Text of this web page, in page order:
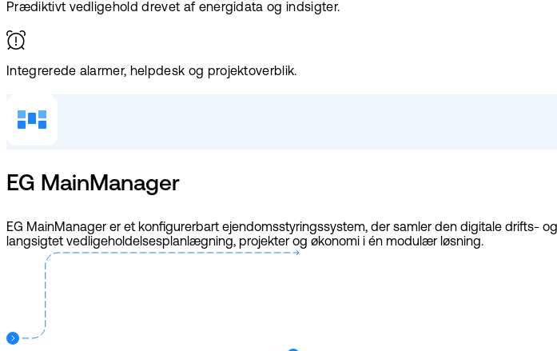
Prædiktivt vedligehold drevet af energidata og indsigter.
Integrerede alarmer, helpdesk og projektoverblik.
EG MainManager
EG MainManager er et konfigurerbart ejendomsstyringssystem, der samler den digitale drifts-
langsigtet vedligeholdelsesplanlægning, projekter og økonomi i én modulær løsning.